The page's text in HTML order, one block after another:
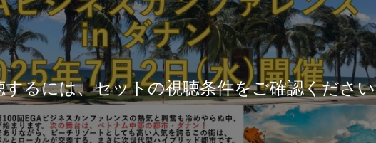
するには、セットの視聴条件をご確認ください